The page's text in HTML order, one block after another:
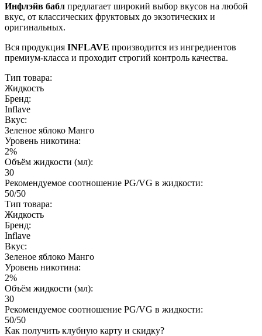
Инфлэйв бабл предлагает широкий выбор вкусов на любой
вкус, от классических фруктовых до экзотических и
оригинальных.
Вся продукция INFLAVE производится из ингредиентов
премиум-класса и проходит строгий контроль качества.
Тип товара:
Жидкость
Бренд:
Inflave
Вкус:
Зеленое яблоко Манго
Уровень никотина:
2%
Объём жидкости (мл):
30
Рекомендуемое соотношение PG/VG в жидкости:
50/50
Тип товара:
Жидкость
Бренд:
Inflave
Вкус:
Зеленое яблоко Манго
Уровень никотина:
2%
Объём жидкости (мл):
30
Рекомендуемое соотношение PG/VG в жидкости:
50/50
Как получить клубную карту и скидку?